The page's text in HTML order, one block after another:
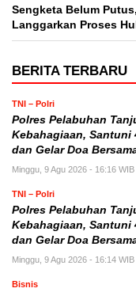
Sengketa Belum
Langgarkan Proses
BERITA TERBARU
TNI – Polri
Polres Pelabuhan
Kebahagiaan, Santuni
dan Gelar Doa
Minggu, 9 Agu 2026 - 16:16 WIB
TNI – Polri
Polres Pelabuhan
Kebahagiaan, Santuni
dan Gelar Doa
Minggu, 9 Agu 2026 - 16:14 WIB
Bisnis